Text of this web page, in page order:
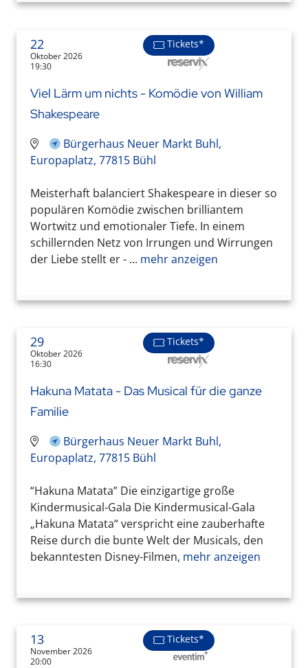
22
Oktober 2026
19:30
Tickets*
Viel Lärm um nichts - Komödie von William
Shakespeare
Bürgerhaus Neuer Markt Buhl,
Europaplatz, 77815 Bühl
Meisterhaft balanciert Shakespeare in dieser so
populären Komödie zwischen brilliantem
Wortwitz und emotionaler Tiefe. In einem
schillernden Netz von Irrungen und Wirrungen
der Liebe stellt er - ... mehr anzeigen
29
Oktober 2026
16:30
Tickets*
Hakuna Matata - Das Musical für die ganze
Familie
Bürgerhaus Neuer Markt Buhl,
Europaplatz, 77815 Bühl
“Hakuna Matata” Die einzigartige große
Kindermusical-Gala Die Kindermusical-Gala
„Hakuna Matata“ verspricht eine zauberhafte
Reise durch die bunte Welt der Musicals, den
bekanntesten Disney-Filmen, mehr anzeigen
13
November 2026
20:00
Tickets*